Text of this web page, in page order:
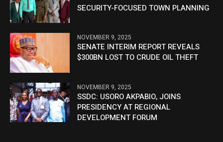
SECURITY-FOCUSED TOWN PLANNING
NOVEMBER 9, 2025
SENATE INTERIM REPORT REVEALS
$300BN LOST TO CRUDE OIL THEFT
NOVEMBER 9, 2025
SSDC: USORO AKPABIO, JOINS
PRESIDENCY AT REGIONAL
DEVELOPMENT FORUM